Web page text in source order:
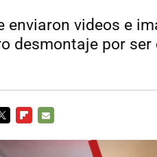
enviaron videos e
desmontaje por